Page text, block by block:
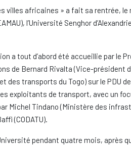
africaines » a fait sa rentrée, le
l’Université Senghor
a tout d’abord été accueillie par le
de Bernard Rivalta (Vice-président
des transports du Togo) sur le PDU
exploitants de transport, avec un
Michel Tindano (Ministère des
(CODATU).
pendant quatre mois, après